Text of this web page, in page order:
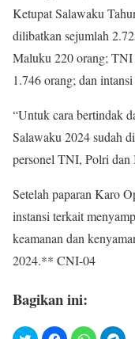
Ketupat Salawaku
dilibatkan sejumlah
Maluku 220 orang;
1.746 orang; dan
“Untuk cara bertindak
Salawaku 2024 sudah
personel TNI, Polri dan
Setelah paparan Karo
instansi terkait
keamanan dan
2024.** CNI-04
Bagikan ini: